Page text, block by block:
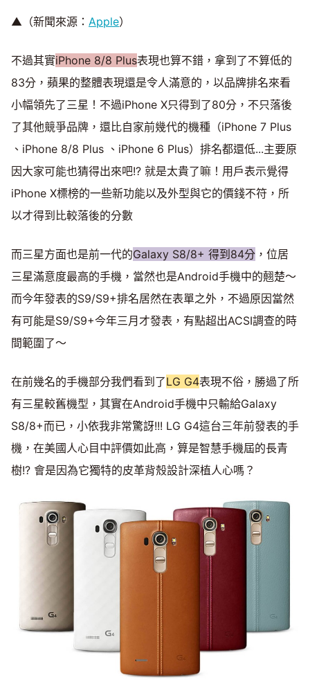
▲（新聞來源： Apple）
不過其實iPhone 8/8 Plus表現也算不錯，拿到了不算低的
83分，蘋果的整體表現還是令人滿意的，以品牌排名來看
小幅領先了三星！不過iPhone X只得到了80分，不只落後
了其他競爭品牌，還比自家前幾代的機種（iPhone 7 Plus
、iPhone 8/8 Plus 、iPhone 6 Plus）排名都還低...主要原
因大家可能也猜得出來吧!? 就是太貴了嘛！用戶表示覺得
iPhone X標榜的一些新功能以及外型與它的價錢不符，所
以才得到比較落後的分數
而三星方面也是前一代的Galaxy S8/8+ 得到84分 ，位居
三星滿意度最高的手機，當然也是Android手機中的翹楚～
而今年發表的S9/S9+排名居然在表單之外，不過原因當然
有可能是S9/S9+今年三月才發表，有點超出ACSI調查的時
間範圍了～
在前幾名的手機部分我們看到了LG G4表現不俗，勝過了所
有三星較舊機型，其實在Android手機中只輸給Galaxy
S8/8+而已，小依我非常驚訝!!! LG G4這台三年前發表的手
機，在美國人心目中評價如此高，算是智慧手機屆的長青
樹!? 會是因為它獨特的皮革背殼設計深植人心嗎？